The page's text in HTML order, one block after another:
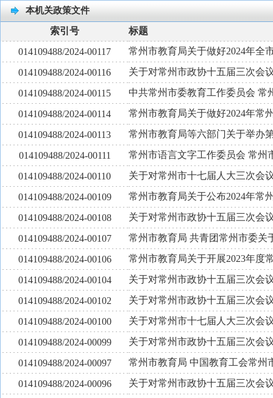
本机关政策文件
索引号
标题
014109488/2024-00117
常州市教育局关于做好2024年全
014109488/2024-00116 关于对常州市政协十五届三次会
014109488/2024-00115 中共常州市委教育工作委员会 常
014109488/2024-00114 常州市教育局关于做好2024年常
014109488/2024-00113 常州市教育局等六部门关于举办
014109488/2024-00111 常州市语言文字工作委员会 常州
014109488/2024-00110 关于对常州市十七届人大三次会
014109488/2024-00109 常州市教育局关于公布2024年常
014109488/2024-00108 关于对常州市政协十五届三次会
014109488/2024-00107 常州市教育局 共青团常州市委关
014109488/2024-00106 常州市教育局关于开展2023年度
014109488/2024-00104 关于对常州市政协十五届三次会
014109488/2024-00102 关于对常州市政协十五届三次会
014109488/2024-00100 关于对常州市十七届人大三次会
014109488/2024-00099 关于对常州市政协十五届三次会
014109488/2024-00097 常州市教育局 中国教育工会常州
014109488/2024-00096 关于对常州市政协十五届三次会